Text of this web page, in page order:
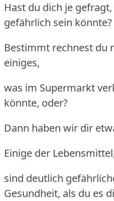
Hast du dich je
gefährlich sein könnte?
Bestimmt rechnest du
einiges,
was im Supermarkt
könnte, oder?
Dann haben wir dir
Einige der
sind deutlich
Gesundheit, als du es